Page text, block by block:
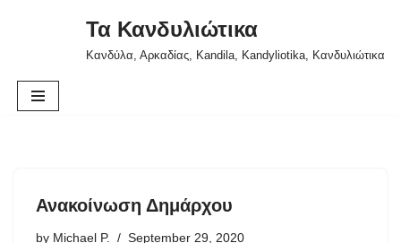
content
Τα Κανδυλιώτικα
Κανδύλα, Αρκαδίας, Kandila, Kandyliotika, Κανδυλιώτικα
Ανακοίνωση Δημάρχου
by Michael P. September 29, 2020